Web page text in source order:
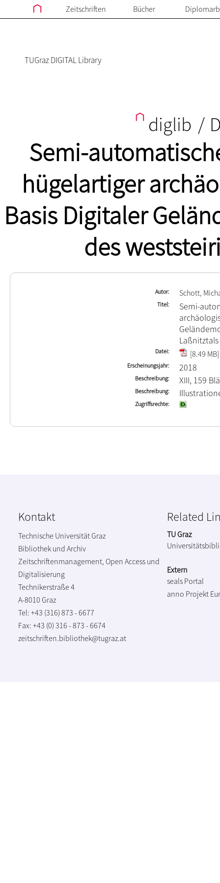
Zeitschriften Bücher
TUGraz DIGITAL Library
diglib /
Semi-
hügelartiger
Basis Digitaler
des
Autor Schott,
Titel
Semi-
Laßnitztals
Datei [8.49 MB]
Erscheinungsjahr 2018
Beschreibung XIII, 159
Beschreibung
Zugriffsrechte
Kontakt
Technische Universität Graz
Bibliothek und Archiv
Zeitschriftenmanagement, Open Access und
Digitalisierung
Technikerstraße 4
A-8010 Graz
Tel: +43 (316) 873 - 6677
Fax: +43 (0) 316 - 873 - 6674
zeitschriften.bibliothek@tugraz.at
Related
TU Graz
Extern
seals Portal
anno Projekt